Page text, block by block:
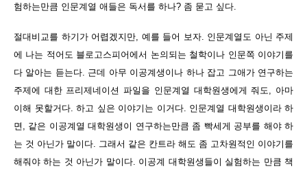
험하는만큼 인문계열 애들은 독서를 하나? 좀 묻고 싶다.
절대비교를 하기가 어렵겠지만, 예를 들어 보자. 인문계열도 아닌 주제
에 나는 적어도 블로고스피어에서 논의되는 철학이나 인문쪽 이야기를
다 알아는 듣는다. 근데 아무 이공계생이나 하나 잡고 그애가 연구하는
주제에 대한 프리제네이션 파일을 인문계열 대학원생에게 줘도, 아마
이해 못할거다. 하고 싶은 이야기는 이거다. 인문계열 대학원생이라 하
면, 같은 이공계열 대학원생이 연구하는만큼 좀 빡세게 공부를 해야 하
는 것 아닌가 말이다. 그래서 같은 칸트라 해도 좀 고차원적인 이야기를
해줘야 하는 것 아닌가 말이다. 이공계 대학원생들이 실험하는 만큼 책